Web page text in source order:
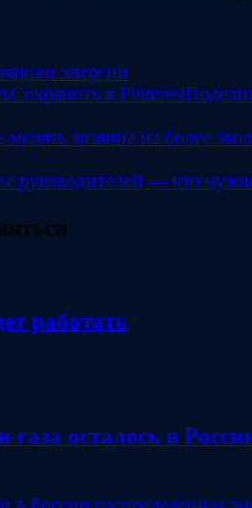
энергии
Сохранить в Pinterest
хозяина на более
руководителей — что
работать
осталось в